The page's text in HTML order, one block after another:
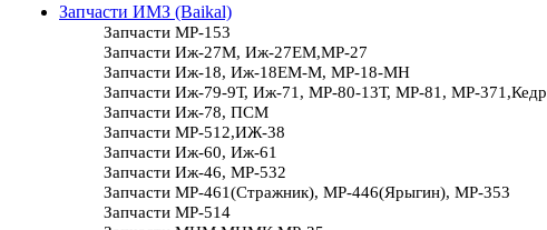
Запчасти ИМЗ (Baikal)
Запчасти МР-153
Запчасти Иж-27М, Иж-27ЕМ,МР-27
Запчасти Иж-18, Иж-18ЕМ-М, МР-18-МН
Запчасти Иж-79-9Т, Иж-71, МР-80-13Т, МР-81, МР-371,Кедр
Запчасти Иж-78, ПСМ
Запчасти МР-512,ИЖ-38
Запчасти Иж-60, Иж-61
Запчасти Иж-46, МР-532
Запчасти МР-461(Стражник), МР-446(Ярыгин), МР-353
Запчасти МР-514